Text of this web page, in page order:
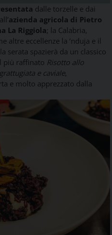
dalle torzelle e dai
azienda agricola di Pietro
La Riggiola; la Calabria,
altre eccellenze la ‘nduja e il
serata spazierà da un classico
più raffinato Risotto allo
e caviale,
e molto apprezzato dalla